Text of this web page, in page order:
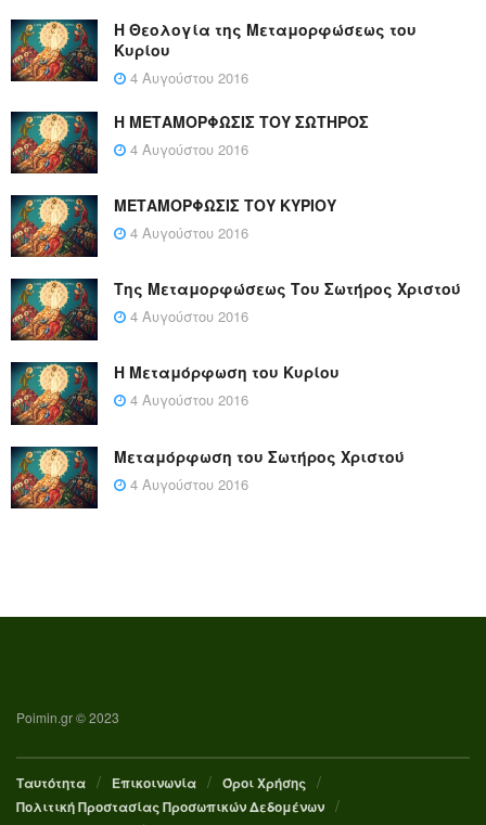
Η Θεολογία της Μεταμορφώσεως του
Κυρίου
4 Αυγούστου 2016
Η ΜΕΤΑΜΟΡΦΩΣΙΣ ΤΟΥ ΣΩΤΗΡΟΣ
4 Αυγούστου 2016
ΜΕΤΑΜΟΡΦΩΣΙΣ ΤΟΥ ΚΥΡΙΟΥ
4 Αυγούστου 2016
Της Μεταμορφώσεως Του Σωτήρος Χριστού
4 Αυγούστου 2016
Η Μεταμόρφωση του Κυρίου
4 Αυγούστου 2016
Μεταμόρφωση του Σωτήρος Χριστού
4 Αυγούστου 2016
Poimin.gr © 2023
Ταυτότητα Επικοινωνία
Όροι Χρήσης
Πολιτική Προστασίας Προσωπικών Δεδομένων